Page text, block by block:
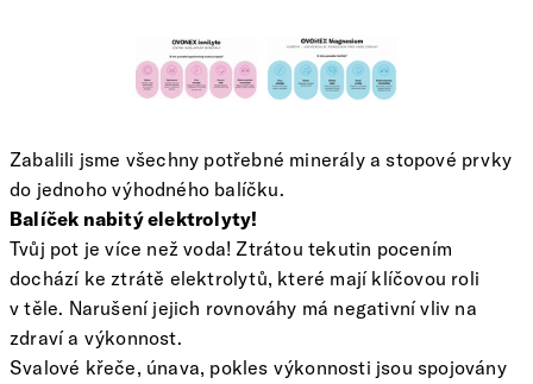
Zabalili jsme všechny potřebné minerály a stopové prvky
do jednoho výhodného balíčku.
Balíček nabitý elektrolyty!
Tvůj pot je více než voda! Ztrátou tekutin pocením
dochází ke ztrátě elektrolytů, které mají klíčovou roli
v těle. Narušení jejich rovnováhy má negativní vliv na
zdraví a výkonnost.
Svalové křeče, únava, pokles výkonnosti jsou spojovány